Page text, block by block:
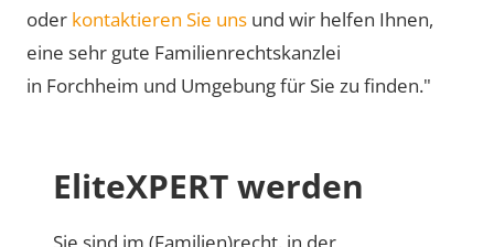
oder kontaktieren Sie uns und wir helfen Ihnen,
eine sehr gute Familienrechtskanzlei
in Forchheim und Umgebung für Sie zu finden."
EliteXPERT werden